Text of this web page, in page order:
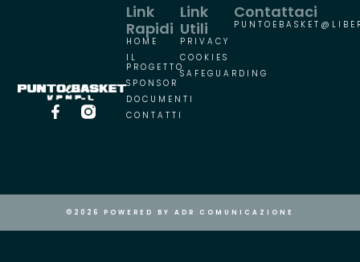
Link
Utili
PRIVACY
COOKIES
SAFEGUARDING
Link
Rapidi
HOME
IL
PROGETTO
SPONSOR
DOCUMENTI
CONTATTI
Contattaci
©2026 POWERED BY ADR COMUNICAZIONE